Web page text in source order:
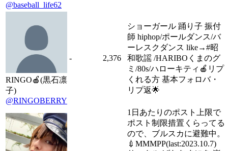
@baseball_life62
RINGO🍎(黒石凛
子)
@RINGOBERRY
- 2,376
ショーガール 踊り子 振付
師 hiphop/ポールダンス/バ
ーレスクダンス like→#昭
和歌謡 /HARIBOくまのグ
ミ/80s/ハローキティ🍎リプ
くれる方 基本フォロバ・
リプ返🌟
1日あたりのポスト上限で
ポスト制限措置くらってる
ので、ブルスカに避難中。
💉MMMPP(last:2023.10.7)